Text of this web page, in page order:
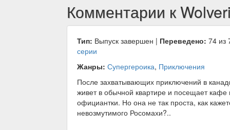
Комментарии к
Тип: Выпуск завершен | Переведено: 74 из
серии
Жанры: Супергероика, Приключения
После захватывающих приключений в
живет в обычной квартире и посещает
официантки. Но она не так проста, как
невозмутимого Росомахи?..